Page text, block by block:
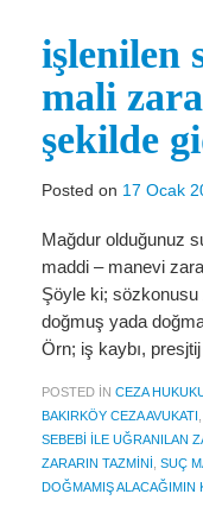
İcra Ve İflas Hukuku
Gayrimenkul hukuku
Ticaret Hukuku
İdare ve Vergi Hukuku
Basında Derya
HESAPLAMA ARAÇLARI
İhbar Tazminatı
Kıdem Tazminatı
Fazla Mesai
İşsizlik Maaşı
işlenilen
mali
şekilde
Posted on 17 Ocak
Mağdur olduğunuz
maddi – manevi
Şöyle ki;
doğmuş yada
Örn; iş kaybı, presjtij
POSTED IN CEZA
BAKIRKÖY CEZA AVUKATI
SEBEBI ILE UĞRANILAN
ZARARIN TAZMINI SUÇ
DOĞMAMIŞ ALACAĞIMIN